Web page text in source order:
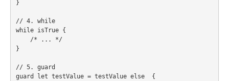
}
// 4. while
while isTrue {
    /* ... */
}
// 5. guard
guard let testValue = testValue else  {